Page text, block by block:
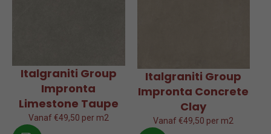
Italgraniti Group
Impronta
Limestone Taupe
Vanaf €49,50 per m2
Italgraniti Group
Impronta Concrete
Clay
Vanaf €49,50 per m2